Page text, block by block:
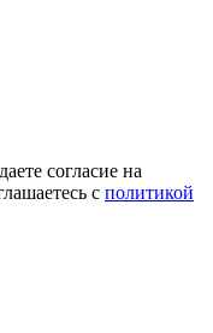
согласие на
с политикой